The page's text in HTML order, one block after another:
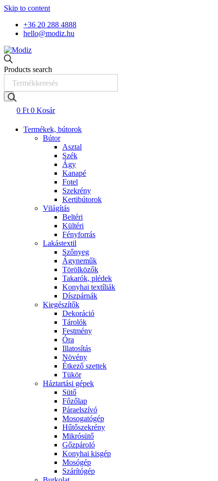
Skip to content
+36 20 288 4888
hello@modiz.hu
Products search
0 Ft 0 Kosár
Termékek, bútorok
Bútor
Asztal
Szék
Ágy
Kanapé
Fotel
Szekrény
Kertibútorok
Világítás
Beltéri
Kültéri
Fényforrás
Lakástextil
Szőnyeg
Ágyneműk
Törölközők
Takarók, plédek
Konyhai textíliák
Díszpárnák
Kiegészítők
Dekoráció
Tárolók
Festmény
Óra
Illatosítás
Növény
Étkező szettek
Tükör
Háztartási gépek
Sütő
Főzőlap
Páraelszívó
Mosogatógép
Hűtőszekrény
Mikrósütő
Gőzpároló
Konyhai kisgép
Mosógép
Szárítógép